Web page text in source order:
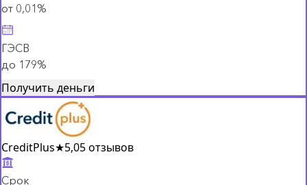
от 0,01%
ГЭСВ
до 179%
Получить деньги
CreditPlus★5,05 отзывов
Срок